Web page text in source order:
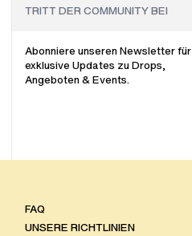
Abonniere unseren Newsletter für
exklusive Updates zu Drops,
Angeboten & Events.
FAQ
UNSERE RICHTLINIEN